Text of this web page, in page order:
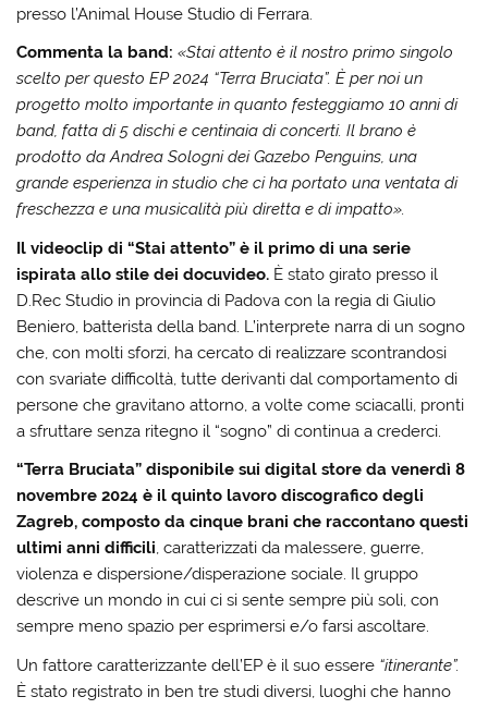
presso l’Animal House Studio di Ferrara.
Commenta la band: «Stai attento è il nostro primo singolo
scelto per questo EP 2024 “Terra Bruciata”. È per noi un
progetto molto importante in quanto festeggiamo 10 anni di
band, fatta di 5 dischi e centinaia di concerti. Il brano è
prodotto da Andrea Sologni dei Gazebo Penguins, una
grande esperienza in studio che ci ha portato una ventata di
freschezza e una musicalità più diretta e di impatto».
Il videoclip di “Stai attento” è il primo di una serie
ispirata allo stile dei docuvideo. È stato girato presso il
D.Rec Studio in provincia di Padova con la regia di Giulio
Beniero, batterista della band. L’interprete narra di un sogno
che, con molti sforzi, ha cercato di realizzare scontrandosi
con svariate difficoltà, tutte derivanti dal comportamento di
persone che gravitano attorno, a volte come sciacalli, pronti
a sfruttare senza ritegno il “sogno” di continua a crederci.
“Terra Bruciata” disponibile sui digital store da venerdì 8
novembre 2024 è il quinto lavoro discografico degli
Zagreb, composto da cinque brani che raccontano questi
ultimi anni difficili, caratterizzati da malessere, guerre,
violenza e dispersione/disperazione sociale. Il gruppo
descrive un mondo in cui ci si sente sempre più soli, con
sempre meno spazio per esprimersi e/o farsi ascoltare.
Un fattore caratterizzante dell’EP è il suo essere “itinerante”.
È stato registrato in ben tre studi diversi, luoghi che hanno